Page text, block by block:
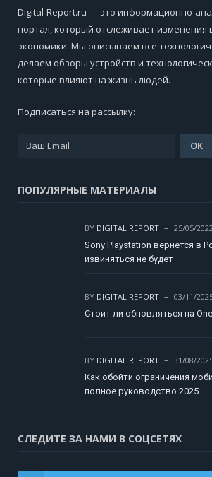
Digital-Report.ru — это информационно-
портал, который отслеживает изменения
экономики. Мы описываем все
делаем обзоры устройств и
которые влияют на жизнь людей.
Подписаться на рассылку:
ПОПУЛЯРНЫЕ МАТЕРИАЛЫ
BY DIGITAL REPORT
25/05/
Sony Playstation вернется в
извиняться не будет
BY DIGITAL REPORT
03/11/
Стоит ли обновляться на
BY DIGITAL REPORT
31/08/
Как обойти ограничения
полное руководство 2025
СЛЕДИТЕ ЗА НАМИ В СОЦСЕТЯХ